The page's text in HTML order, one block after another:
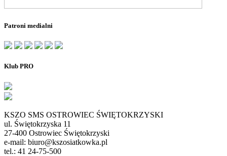
Patroni medialni
Klub PRO
KSZO SMS OSTROWIEC ŚWIĘTOKRZYSKI
ul. Świętokrzyska 11
27-400 Ostrowiec Świętokrzyski
e-mail: biuro@kszosiatkowka.pl
tel.: 41 24-75-500